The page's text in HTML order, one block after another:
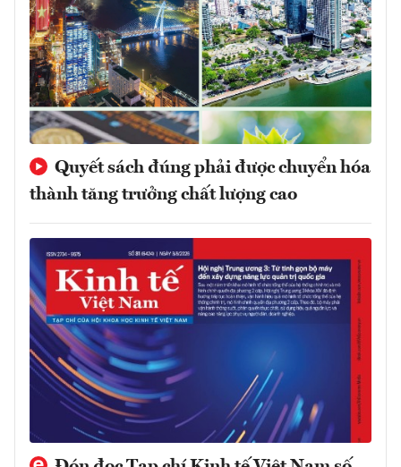
Quyết sách đúng phải được chuyển hóa
thành tăng trưởng chất lượng cao